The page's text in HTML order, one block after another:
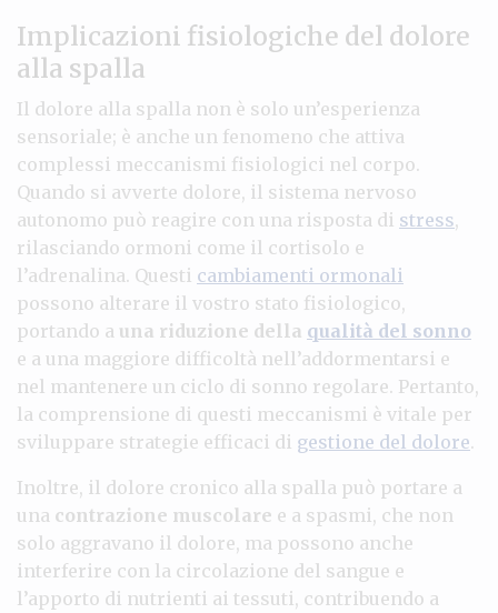
Implicazioni fisiologiche del dolore
alla spalla
Il dolore alla spalla non è solo un’esperienza
sensoriale; è anche un fenomeno che attiva
complessi meccanismi fisiologici nel corpo.
Quando si avverte dolore, il sistema nervoso
autonomo può reagire con una risposta di stress,
rilasciando ormoni come il cortisolo e
l’adrenalina. Questi cambiamenti ormonali
possono alterare il vostro stato fisiologico,
portando a una riduzione della qualità del sonno
e a una maggiore difficoltà nell’addormentarsi e
nel mantenere un ciclo di sonno regolare. Pertanto,
la comprensione di questi meccanismi è vitale per
sviluppare strategie efficaci di gestione del dolore.
Inoltre, il dolore cronico alla spalla può portare a
una contrazione muscolare e a spasmi, che non
solo aggravano il dolore, ma possono anche
interferire con la circolazione del sangue e
l’apporto di nutrienti ai tessuti, contribuendo a